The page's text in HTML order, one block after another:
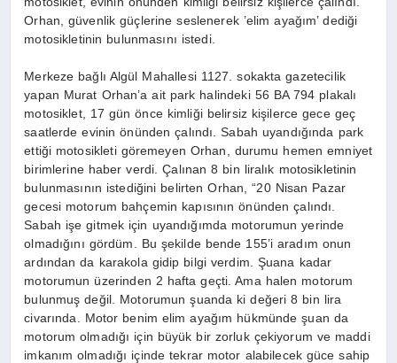
Orhan, güvenlik güçlerine seslenerek ’elim ayağım’ dediği
motosikletinin bulunmasını istedi.
Merkeze bağlı Algül Mahallesi 1127. sokakta gazetecilik
yapan Murat Orhan’a ait park halindeki 56 BA 794 plakalı
motosiklet, 17 gün önce kimliği belirsiz kişilerce gece geç
saatlerde evinin önünden çalındı. Sabah uyandığında park
ettiği motosikleti göremeyen Orhan, durumu hemen emniyet
birimlerine haber verdi. Çalınan 8 bin liralık motosikletinin
bulunmasının istediğini belirten Orhan, “20 Nisan Pazar
gecesi motorum bahçemin kapısının önünden çalındı.
Sabah işe gitmek için uyandığımda motorumun yerinde
olmadığını gördüm. Bu şekilde bende 155’i aradım onun
ardından da karakola gidip bilgi verdim. Şuana kadar
motorumun üzerinden 2 hafta geçti. Ama halen motorum
bulunmuş değil. Motorumun şuanda ki değeri 8 bin lira
civarında. Motor benim elim ayağım hükmünde şuan da
motorum olmadığı için büyük bir zorluk çekiyorum ve maddi
imkanım olmadığı içinde tekrar motor alabilecek güce sahip